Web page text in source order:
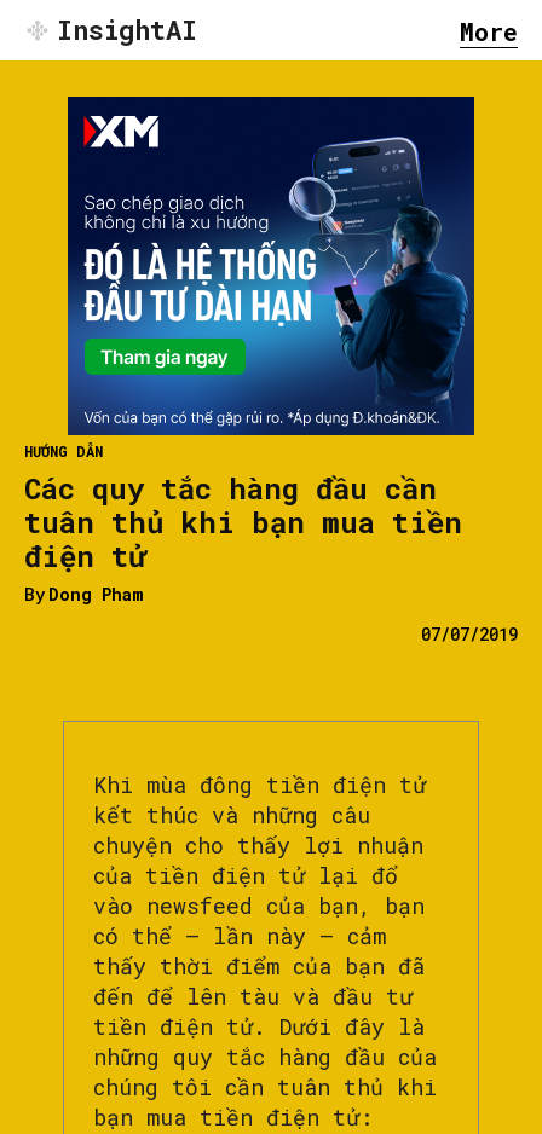
InsightAI More
HƯỚNG DẪN
Các quy tắc hàng đầu cần
tuân thủ khi bạn mua tiền
điện tử
By Dong Pham
07/07/2019
Khi mùa đông tiền điện tử
kết thúc và những câu
chuyện cho thấy lợi nhuận
của tiền điện tử lại đổ
vào newsfeed của bạn, bạn
có thể – lần này – cảm
thấy thời điểm của bạn đã
đến để lên tàu và đầu tư
tiền điện tử. Dưới đây là
những quy tắc hàng đầu của
chúng tôi cần tuân thủ khi
bạn mua tiền điện tử: